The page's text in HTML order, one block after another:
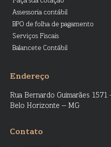
Assessoria contábil
BPO de folha de pagamento
Serviços Fiscais
Balancete Contábil
Endereço
Rua Bernardo Guimarães
Belo Horizonte – MG
Contato